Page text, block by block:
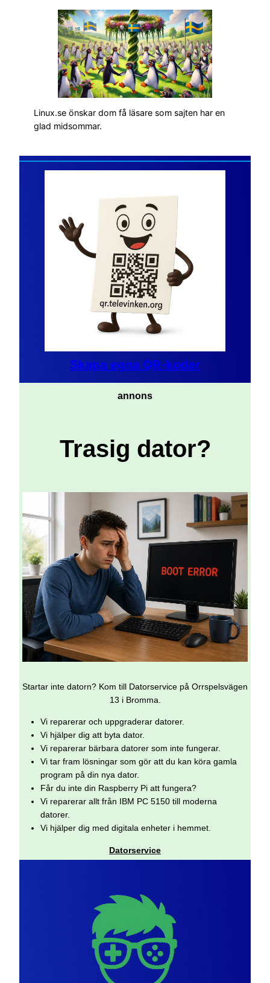
Linux.se önskar dom få läsare som sajten har en
glad midsommar.
Skapa egna QR-koder
annons
Trasig dator?
Startar inte datorn? Kom till Datorservice på Orrspelsvägen
13 i Bromma.
Vi reparerar och uppgraderar datorer.
Vi hjälper dig att byta dator.
Vi reparerar bärbara datorer som inte fungerar.
Vi tar fram lösningar som gör att du kan köra gamla
program på din nya dator.
Får du inte din Raspberry Pi att fungera?
Vi reparerar allt från IBM PC 5150 till moderna
datorer.
Vi hjälper dig med digitala enheter i hemmet.
Datorservice